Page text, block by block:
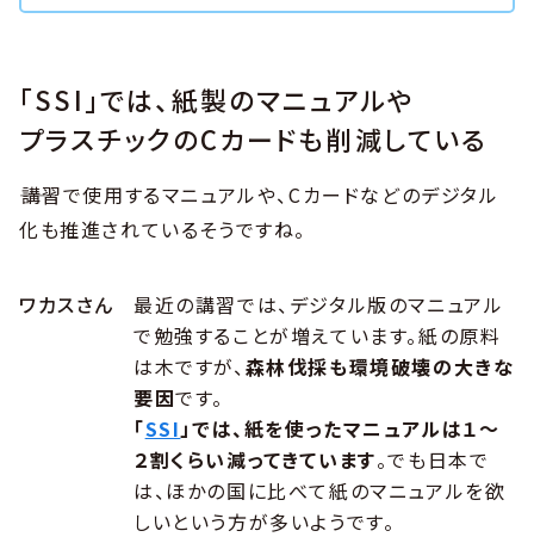
「SSI」では、紙製のマニュアルや
プラスチックのCカードも削減している
――講習で使用するマニュアルや、Cカードなどのデジタル
化も推進されているそうですね。
ワカスさん
最近の講習では、デジタル版のマニュアル
で勉強することが増えています。紙の原料
は木ですが、 森林伐採も環境破壊の大きな
要因です。
「SSI 」では、紙を使ったマニュアルは１～
２割くらい減ってきています。でも日本で
は、ほかの国に比べて紙のマニュアルを欲
しいという方が多いようです。